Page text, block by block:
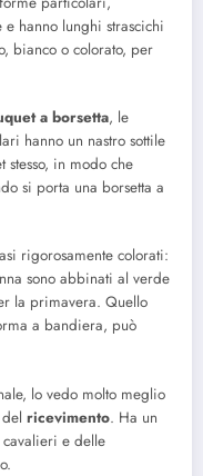
hanno lunghi strascichi
bianco o colorato, per
a borsetta, le
hanno un nastro sottile
in modo che
si porta una borsetta a
rigorosamente colorati:
sono abbinati al verde
la primavera. Quello
a bandiera, può
lo vedo molto meglio
ricevimento. Ha un
e delle